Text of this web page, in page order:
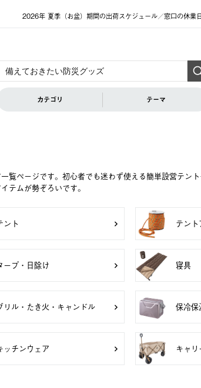
2026年 夏季（お盆）期間の出荷スケジュール／窓口の休業
カテゴリ テーマ
覧ページです。初心者でも迷わず使える簡単設営テン
テムが勢ぞろいです。
ント テント
ープ・日除け 寝具
リル・たき火・キャンドル 保冷
ッチンウェア キャリ